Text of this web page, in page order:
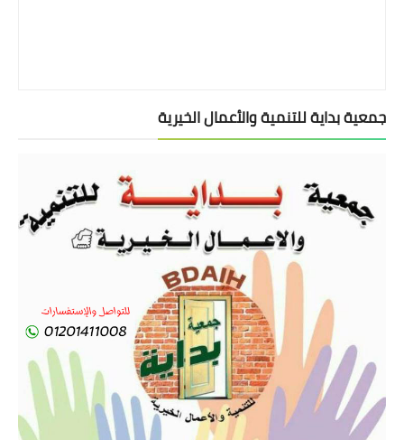
جمعية بداية للتنمية والأعمال الخيرية